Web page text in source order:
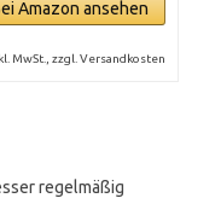
Amazon ansehen
MwSt., zzgl. Versandkosten
regelmäßig